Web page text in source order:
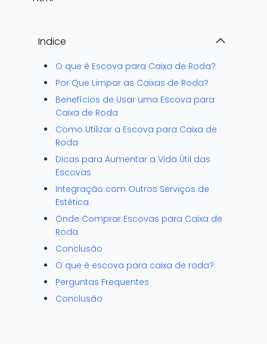
Indice
O que é Escova para Caixa de Roda?
Por Que Limpar as Caixas de Roda?
Benefícios de Usar uma Escova para
Caixa de Roda
Como Utilizar a Escova para Caixa de
Roda
Dicas para Aumentar a Vida Útil das
Escovas
Integração com Outros Serviços de
Estética
Onde Comprar Escovas para Caixa de
Roda
Conclusão
O que é escova para caixa de roda?
Perguntas Frequentes
Conclusão